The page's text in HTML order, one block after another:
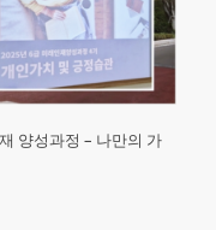
양성과정 – 나만의 가